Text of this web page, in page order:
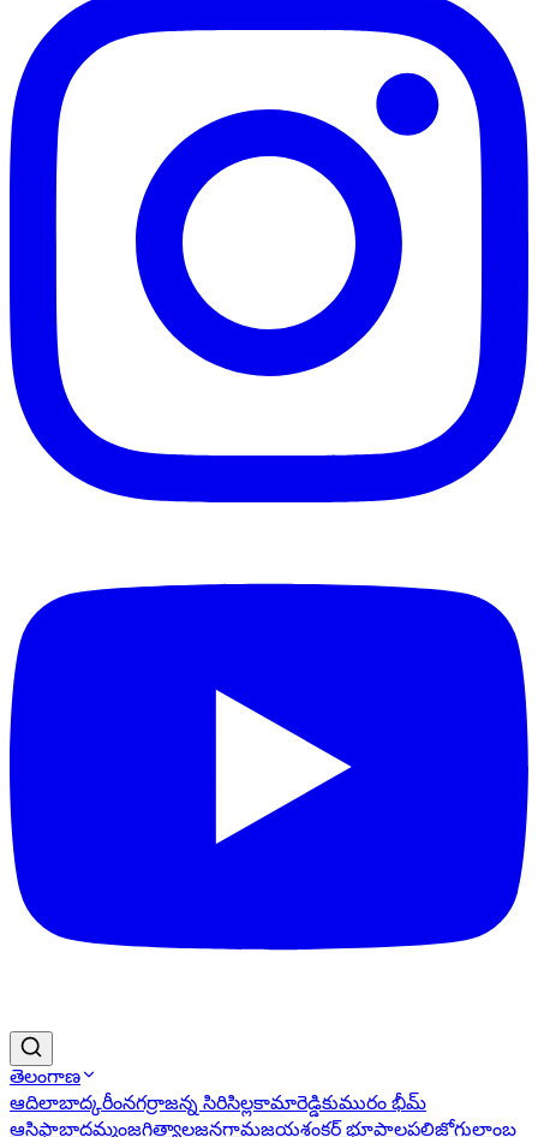
తెలంగాణ
ఆదిలాబాద్కరీంనగర్రాజన్న సిరిసిల్లకామారెడ్డికుమురం భీమ్
ఆసిఫాబాద్ఖమ్మంజగిత్యాలజనగామజయశంకర్ భూపాలపల్లిజోగులాంబ